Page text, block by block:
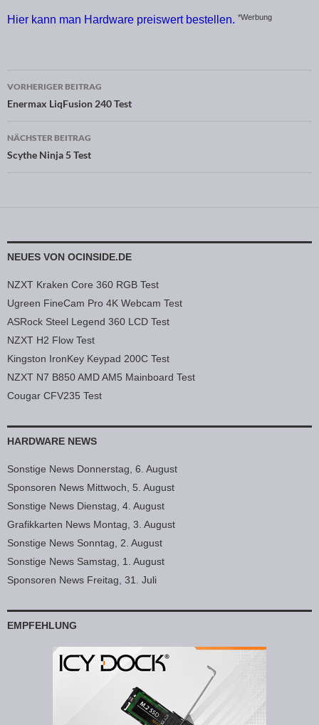
Hier kann man Hardware preiswert bestellen. *Werbung
Beitragsnavigation
VORHERIGER BEITRAG
Enermax LiqFusion 240 Test
NÄCHSTER BEITRAG
Scythe Ninja 5 Test
NEUES VON OCINSIDE.DE
NZXT Kraken Core 360 RGB Test
Ugreen FineCam Pro 4K Webcam Test
ASRock Steel Legend 360 LCD Test
NZXT H2 Flow Test
Kingston IronKey Keypad 200C Test
NZXT N7 B850 AMD AM5 Mainboard Test
Cougar CFV235 Test
HARDWARE NEWS
Sonstige News Donnerstag, 6. August
Sponsoren News Mittwoch, 5. August
Sonstige News Dienstag, 4. August
Grafikkarten News Montag, 3. August
Sonstige News Sonntag, 2. August
Sonstige News Samstag, 1. August
Sponsoren News Freitag, 31. Juli
EMPFEHLUNG